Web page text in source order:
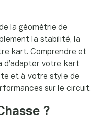
la géométrie de
la stabilité, la
kart. Comprendre et
d’adapter votre kart
et à votre style de
sur le circuit.
?